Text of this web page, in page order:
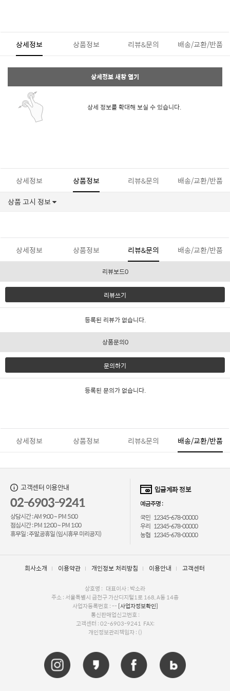
상세정보 상품정보 리뷰&문의 배송/교환/반품
상세정보 새창 열기
상세 정보를 확대해 보실 수 있습니다.
상세정보 상품정보 리뷰&문의
배송/교환/반품
상품 고시 정보
상세정보 상품정보 리뷰&문의 배송/교환/반품
리뷰보드0
리뷰쓰기
등록된 리뷰가 없습니다.
상품문의0
문의하기
등록된 문의가 없습니다.
상세정보 상품정보 리뷰&문의 배송/교환/반품
고객센터 이용안내
02-6903-9241
상담시간 : AM 9:00 ~ PM 5:00
점심시간 : PM 12:00 ~ PM 1:00
휴무일 : 주말,공휴일 (임시휴무 미리공지)
입금계좌 정보
예금주명 :
국민 12345-678-00000
우리 12345-678-00000
농협 12345-678-00000
회사소개 이용약관 개인정보 처리방침 이용안내 고객센터
상호명 : 대표이사 : 박소라
주소 : 서울특별시 금천구 가산디지털1로 168, A동 14층
사업자등록번호 : -- [사업자정보확인]
통신판매업신고번호 :
고객센터 : 02-6903-9241 FAX:
개인정보관리책임자 : ()